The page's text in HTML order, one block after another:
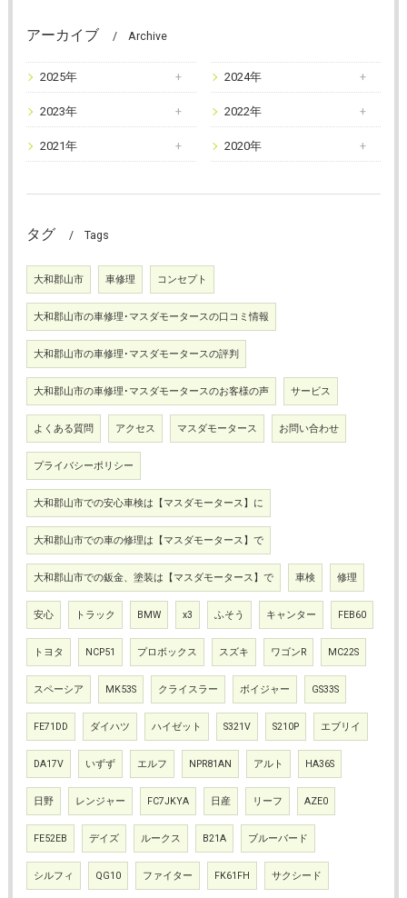
アーカイブ Archive
2025年 2024年
2023年 2022年
2021年 2020年
タグ Tags
大和郡山市 車修理 コンセプト
大和郡山市の車修理･マスダモータースの口コミ情報
大和郡山市の車修理･マスダモータースの評判
大和郡山市の車修理･マスダモータースのお客様の声 サービス
よくある質問 アクセス マスダモータース お問い合わせ
プライバシーポリシー
大和郡山市での安心車検は【マスダモータース】に
大和郡山市での車の修理は【マスダモータース】で
大和郡山市での鈑金、塗装は【マスダモータース】で 車検 修理
安心 トラック BMW x3 ふそう キャンター FEB60
トヨタ NCP51 プロボックス スズキ ワゴンR MC22S
スペーシア MK53S クライスラー ボイジャー GS33S
FE71DD ダイハツ ハイゼット S321V S210P エブリイ
DA17V いずず エルフ NPR81AN アルト HA36S
日野 レンジャー FC7JKYA 日産 リーフ AZE0
FE52EB デイズ ルークス B21A ブルーバード
シルフィ QG10 ファイター FK61FH サクシード